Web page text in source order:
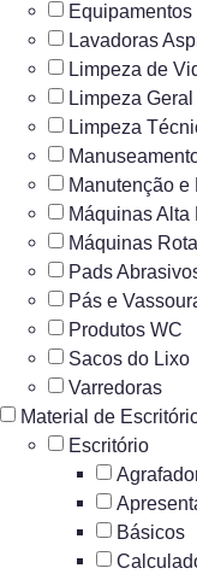
Lavadoras
Limpeza de
Limpeza Geral
Limpeza
Manutenção
Máquinas Alta
Máquinas
Pads
Pás e
Produtos WC
Sacos do Lixo
Varredoras
Material de
Escritório
Básicos